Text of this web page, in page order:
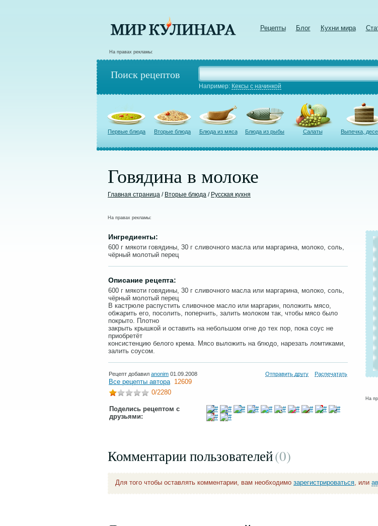
Рецепты Блог Кухни мира
На правах рекламы:
Поиск рецептов
Например: Кексы с начинкой
Первые блюда Вторые блюда Блюда из мяса Блюда из рыбы Салаты Выпечка,
Говядина в молоке
Главная страница / Вторые блюда / Русская кухня
На правах рекламы:
Ингредиенты:
600 г мякоти говядины, 30 г сливочного масла или маргарина, молоко, соль,
чёрный молотый перец
Описание рецепта:
600 г мякоти говядины, 30 г сливочного масла или маргарина, молоко, соль,
чёрный молотый перец
В кастрюле распустить сливочное масло или маргарин, положить мясо,
обжарить его, посолить, поперчить, залить молоком так, чтобы мясо было
покрыто. Плотно
закрыть крышкой и оставить на небольшом огне до тех пор, пока соус не
приобретёт
консистенцию белого крема. Мясо выложить на блюдо, нарезать ломтиками,
залить соусом.
Рецепт добавил anonim 01.09.2008 Отправить другу Распечатать
Все рецепты автора 12609
0/2280
Поделись рецептом с
друзьями:
На
Комментарии пользователей(0)
Для того чтобы оставлять комментарии, вам необходимо зарегистрироваться, или